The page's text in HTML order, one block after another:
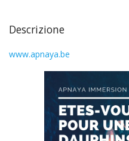
Descrizione
www.apnaya.be